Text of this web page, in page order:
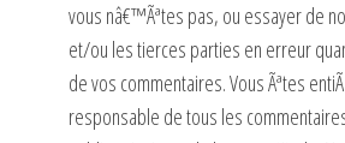
vous nâ€™Ãªtes pas, ou essayer de
et/ou les tierces parties en erreur
de vos commentaires. Vous Ãªtes
responsable de tous les